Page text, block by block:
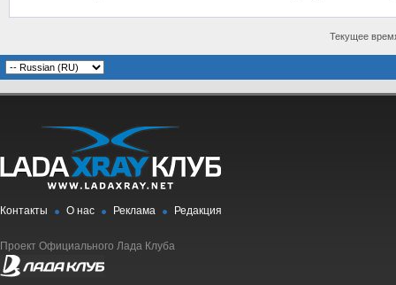
Текущее
Контакты О нас Реклама Редакция
Проект Официального Лада Клуба